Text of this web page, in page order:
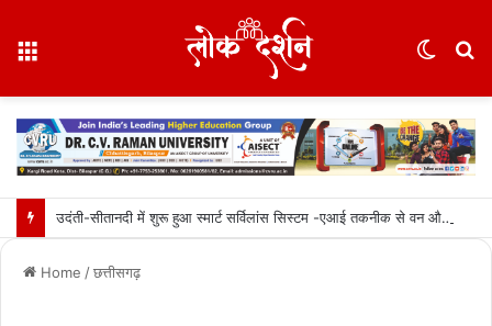
उदंती-सीतानदी में शुरू हुआ स्मार्ट सर्विलांस सिस्टम -एआई तकनीक से वन और वन्यजीवों की 24X7 निगरानी….
Home /छत्तीसगढ़